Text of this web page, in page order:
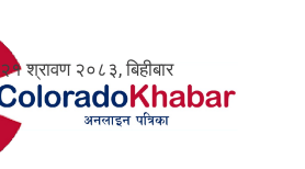
२१ श्रावण २०८३, बिहीबार